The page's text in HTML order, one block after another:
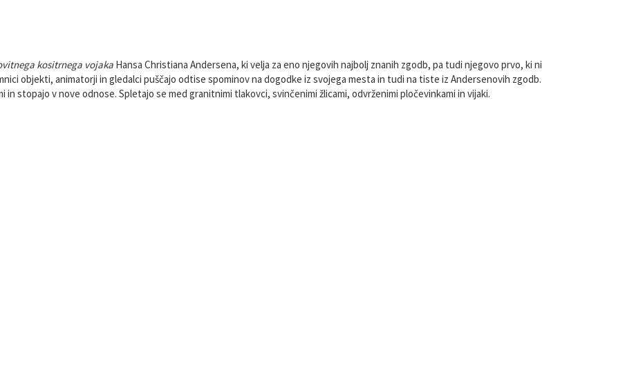
kositrnega vojaka Hansa Christiana Andersena, ki velja za eno njegovih najbolj znanih zgodb, pa tudi njegovo prvo, ki ni
objekti, animatorji in gledalci puščajo odtise spominov na dogodke iz svojega mesta in tudi na tiste iz Andersenovih zgodb.
stopajo v nove odnose. Spletajo se med granitnimi tlakovci, svinčenimi žlicami, odvrženimi pločevinkami in vijaki.